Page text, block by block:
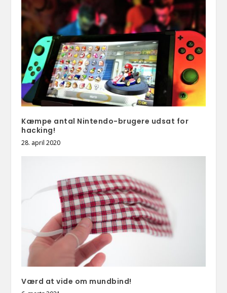
Kæmpe antal Nintendo-brugere udsat for
hacking!
28. april 2020
Værd at vide om mundbind!